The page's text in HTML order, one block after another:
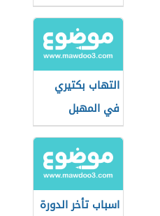
التهاب بكتيري
في المهبل
اسباب تأخر الدورة